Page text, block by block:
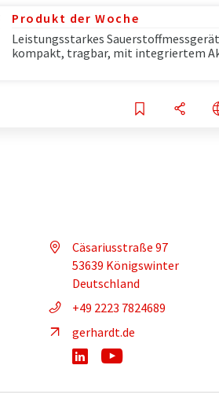
Produkt der Woche
Leistungsstarkes
kompakt, tragbar, mit integriertem
Cäsariusstraße 97
53639 Königswinter
Deutschland
+49 2223 7824689
gerhardt.de